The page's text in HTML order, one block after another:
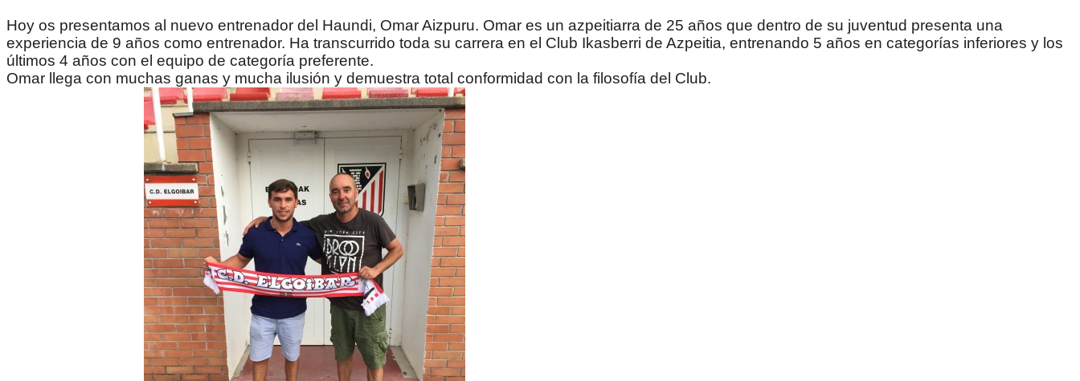
Hoy os presentamos al nuevo entrenador del Haundi, Omar Aizpuru. Omar es un azpeitiarra de 25 años que dentro de su juventud presenta una
experiencia de 9 años como entrenador. Ha transcurrido toda su carrera en el Club Ikasberri de Azpeitia, entrenando 5 años en categorías inferiores y los
últimos 4 años con el equipo de categoría preferente.
Omar llega con muchas ganas y mucha ilusión y demuestra total conformidad con la filosofía del Club.